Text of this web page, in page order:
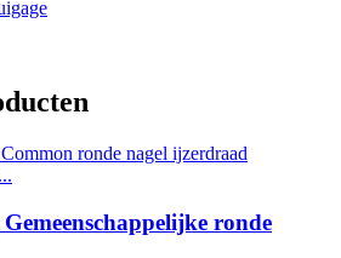
ronde